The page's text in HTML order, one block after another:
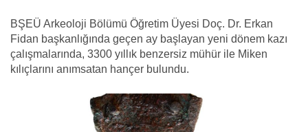
BŞEÜ Arkeoloji Bölümü Öğretim Üyesi Doç. Dr. Erkan
Fidan başkanlığında geçen ay başlayan yeni dönem kazı
çalışmalarında, 3300 yıllık benzersiz mühür ile Miken
kılıçlarını anımsatan hançer bulundu.